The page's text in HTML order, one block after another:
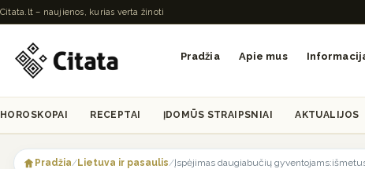
Citata.lt – naujienos, kurias verta žinoti
Pradžia Apie mus
HOROSKOPAI RECEPTAI ĮDOMŪS STRAIPSNIAI AKTUALIJOS
Pradžia/Lietuva ir pasaulis/Įspėjimas daugiabučių